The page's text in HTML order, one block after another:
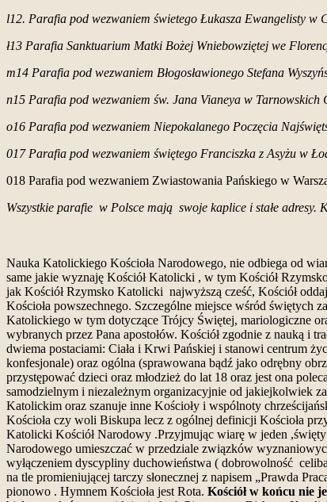
l12. Parafia pod wezwaniem świetego Łukasza Ewangelisty w
ł13 Parafia Sanktuarium Matki Bożej Wniebowziętej we
m14 Parafia pod wezwaniem Błogosławionego Stefana
n15 Parafia pod wezwaniem św. Jana Vianeya w Tarnowskich
o16 Parafia pod wezwaniem Niepokalanego Poczęcia
017 Parafia pod wezwaniem świętego Franciszka z Asyżu w
018 Parafia pod wezwaniem Zwiastowania Pańskiego w
Wszystkie parafie w Polsce mają swoje kaplice i stałe adresy.
Nauka Katolickiego Kościoła Narodowego, nie odbiega od
same jakie wyznaję Kościół Katolicki , w tym Kościół
jak Kościół Rzymsko Katolicki najwyższą cześć, Kościół
Kościoła powszechnego. Szczególne miejsce wśród świętych
Katolickiego w tym dotyczące Trójcy Świętej, mariologiczne
wybranych przez Pana apostołów. Kościół zgodnie z nauką i
dwiema postaciami: Ciała i Krwi Pańskiej i stanowi centrum
konfesjonale) oraz ogólna (sprawowana bądź jako odrębny
przystępować dzieci oraz młodzież do lat 18 oraz jest ona
samodzielnym i niezależnym organizacyjnie od jakiejkolwiek
Katolickim oraz szanuje inne Kościoły i wspólnoty
Kościoła czy woli Biskupa lecz z ogólnej definicji Kościoła
Katolicki Kościół Narodowy .Przyjmując wiarę w jeden
Narodowego umieszczać w przedziale związków
wyłączeniem dyscypliny duchowieństwa ( dobrowolność
na tle promieniującej tarczy słonecznej z napisem „Prawda
pionowo . Hymnem Kościoła jest Rota. Kościół w końcu nie